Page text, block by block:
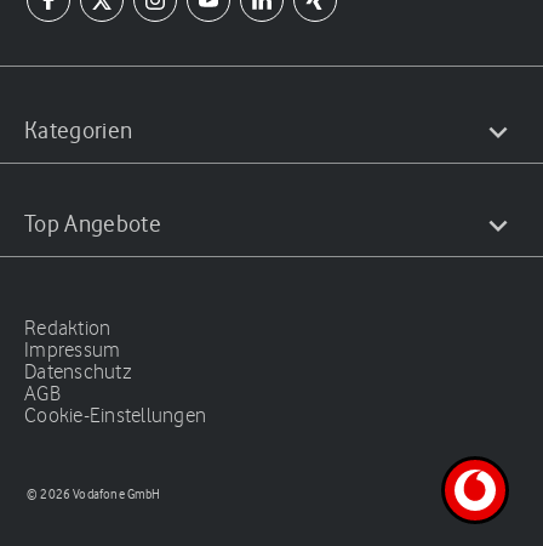
Kategorien
Top Angebote
Redaktion
Impressum
Datenschutz
AGB
Cookie-Einstellungen
© 2026 Vodafone GmbH